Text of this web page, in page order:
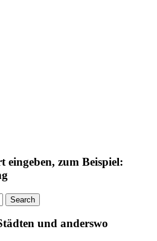
eingeben, zum Beispiel:
und anderswo